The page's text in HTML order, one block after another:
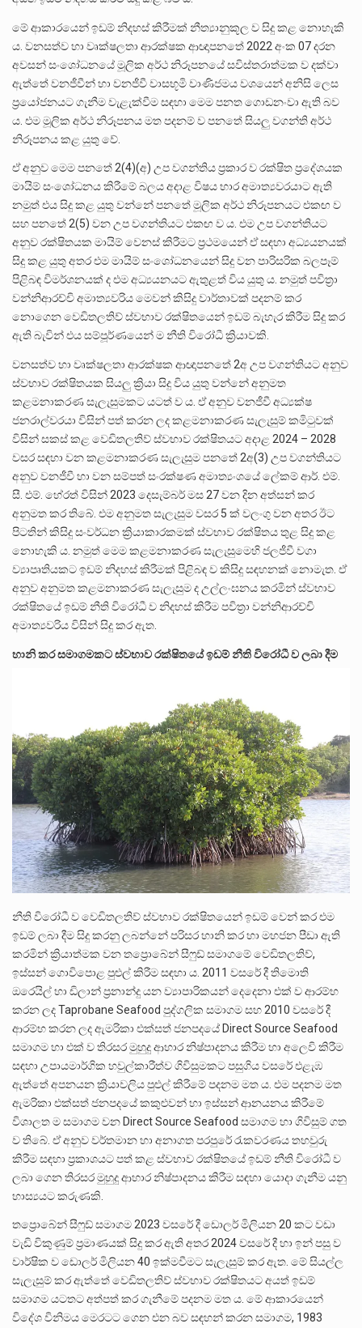
මේ ආකාරයෙන් ඉඩම් නිදහස් කිරීමක් නීත්‍යානුකූල ව සිදු කළ නොහැකි
ය. වනසත්ව හා වෘක්ෂලතා ආරක්ෂක ආඥාපනතේ 2022 අංක 07 දරන
අවසන් සංශෝධනයේ මූලික අර්ථ නිරූපනයේ සවිස්තරාත්මක ව දක්වා
ඇත්තේ වනජීවීන් හා වනජීවී වාසභූමි වාණිජමය වශයෙන් අනිසි ලෙස
ප්‍රයෝජනයට ගැනීම වැළැක්වීම සඳහා මෙම පනත ගොඩනංවා ඇති බව
ය. එම මූලික අර්ථ නිරූපනය මත පදනම් ව පනතේ සියලු වගන්ති අර්ථ
නිරූපනය කළ යුතු වේ.
ඒ අනුව මෙම පනතේ 2(4)(අ) උප වගන්තිය ප්‍රකාර ව රක්ෂිත ප්‍රදේශයක
මායිම් සංශෝධනය කිරීමේ බලය අදාළ විෂය භාර අමාත්‍යවරයාට ඇති
නමුත් එය සිදු කළ යුතු වන්නේ පනතේ මූලික අර්ථ නිරූපනයට එකඟ ව
සහ පනතේ 2(5) වන උප වගන්තියට එකඟ ව ය. එම උප වගන්තියට
අනුව රක්ෂිතයක මායිම් වෙනස් කිරීමට ප්‍රථමයෙන් ඒ සඳහා අධ්‍යයනයක්
සිදු කළ යුතු අතර එම මායිම් සංශෝධනයෙන් සිදු වන පාරිසරික බලපෑම්
පිළිබඳ විමර්ශනයක් ද එම අධ්‍යයනයට ඇතුළත් විය යුතු ය. නමුත් පවිත්‍රා
වන්නිආරච්චි අමාත්‍යවරිය මෙවන් කිසිදු වාර්තාවක් පදනම් කර
නොගෙන වෙඩිතලතිව් ස්වභාව රක්ෂිතයෙන් ඉඩම් බැහැර කිරීම සිදු කර
ඇති බැවින් එය සම්පූර්ණයෙන් ම නීති විරෝධී ක්‍රියාවකි.
වනසත්ව හා වෘක්ෂලතා ආරක්ෂක ආඥාපනතේ 2අ උප වගන්තියට අනුව
ස්වභාව රක්ෂිතයක සියලු ක්‍රියා සිදු විය යුතු වන්නේ අනුමත
කළමනාකරණ සැලැසුමකට යටත් ව ය. ඒ අනුව වනජීවී අධ්‍යක්ෂ
ජනරාල්වරයා විසින් පත් කරන ලද කළමනාකරණ සැලැසුම් කමිටුවක්
විසින් සකස් කළ වෙඩිතලතිව් ස්වභාව රක්ෂිතයට අදාළ 2024 – 2028
වසර සඳහා වන කළමනාකරණ සැලැසුම පනතේ 2අ(3) උප වගන්තියට
අනුව වනජීවී හා වන සම්පත් සංරක්ෂණ අමාත්‍යංශයේ ලේකම් ආර්. එම්.
සී. එම්. හේරත් විසින් 2023 දෙසැම්බර් මස 27 වන දින අත්සන් කර
අනුමත කර තිබේ. එම අනුමත සැලැසුම වසර 5 ක් වලංගු වන අතර ඊට
පිටතින් කිසිදු සංවර්ධන ක්‍රියාකාරකමක් ස්වභාව රක්ෂිතය තුළ සිදු කළ
නොහැකි ය. නමුත් මෙම කළමනාකරණ සැලැසුමෙහි ජලජීවී වගා
ව්‍යාපෘතියකට ඉඩම් නිදහස් කිරීමක් පිළිබඳ ව කිසිදු සඳහනක් නොමැත. ඒ
අනුව අනුමත කළමනාකරණ සැලැසුම ද උල්ලංඝනය කරමින් ස්වභාව
රක්ෂිතයේ ඉඩම් නීති විරෝධී ව නිදහස් කිරීම පවිත්‍රා වන්නිආරච්චි
අමාත්‍යවරිය විසින් සිදු කර ඇත.
හානි කර සමාගමකට ස්වභාව රක්ෂිතයේ ඉඩම් නීති විරෝධී ව ලබා දීම
නීති විරෝධී ව වෙඩිතලතිව් ස්වභාව රක්ෂිතයෙන් ඉඩම් වෙන් කර එම
ඉඩම් ලබා දීම සිදු කරනු ලබන්නේ පරිසර හානි කර හා මහජන පීඩා ඇති
කරමින් ක්‍රියාත්මක වන තප්‍රොබේන් සීෆුඩ් සමාගමේ වෙඩිතලතිව්,
ඉස්සන් ගොවිපොළ පුළුල් කිරීම සඳහා ය. 2011 වසරේ දී තිමොති
ඔරෙයිල් හා ඩිලාන් ප්‍රනාන්දු යන ව්‍යාපාරිකයන් දෙදෙනා එක් ව ආරම්භ
කරන ලද Taprobane Seafood පුද්ගලික සමාගම සහ 2010 වසරේ දී
ආරම්භ කරන ලද ඇමරිකා එක්සත් ජනපදයේ Direct Source Seafood
සමාගම හා එක් ව තිරසර මුහුදු ආහාර නිෂ්පාදනය කිරීම හා අලෙවි කිරීම
සඳහා උපායමාර්ගික හවුල්කාරීත්ව ගිවිසුමකට පසුගිය වසරේ එළැඹ
ඇත්තේ අපනයන ක්‍රියාවලිය පුළුල් කිරීමේ පදනම මත ය. එම පදනම මත
ඇමරිකා එක්සත් ජනපදයේ කකුළුවන් හා ඉස්සන් ආනයනය කිරීමේ
විශාලත ම සමාගම වන Direct Source Seafood සමාගම හා ගිවිසුම් ගත
ව තිබේ. ඒ අනුව වර්තමාන හා අනාගත පරපුරේ රැකවරණය තහවුරු
කිරීම සඳහා ප්‍රකාශයට පත් කළ ස්වභාව රක්ෂිතයේ ඉඩම් නීති විරෝධී ව
ලබා ගෙන තිරසර මුහුදු ආහාර නිෂ්පාදනය කිරීම සඳහා යොදා ගැනීම යනු
හාස්‍යයට කරුණකි.
තප්‍රොබේන් සීෆුඩ් සමාගම 2023 වසරේ දී ඩොලර් මිලියන 20 කට වඩා
වැඩි විකුණුම් ප්‍රමාණයක් සිදු කර ඇති අතර 2024 වසරේ දී හා ඉන් පසු ව
වාර්ෂික ව ඩොලර් මිලියන 40 ඉක්මවීමට සැලැසුම් කර ඇත. මේ සියල්ල
සැලැසුම් කර ඇත්තේ වෙඩිතලතිව් ස්වභාව රක්ෂිතයට අයත් ඉඩම්
සමාගම යටතට අත්පත් කර ගැනීමේ පදනම මත ය. මේ ආකාරයෙන්
විදේශ විනිමය මෙරටට ගෙන එන බව සඳහන් කරන සමාගම, 1983